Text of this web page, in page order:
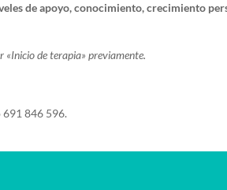
de apoyo, conocimiento, crecimiento
«Inicio de terapia» previamente.
846 596.